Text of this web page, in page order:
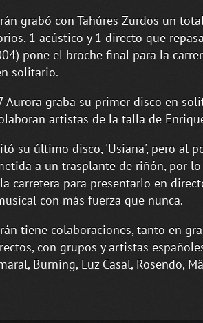
grabó con Tahúres Zurdos un
1 acústico y 1 directo que
pone el broche final para la
solitario.
Aurora graba su primer disco en
artistas de la talla de
su último disco, 'Usiana', pero al
a un trasplante de riñón, por
carretera para presentarlo en
con más fuerza que nunca.
tiene colaboraciones, tanto en
con grupos y artistas
Burning, Luz Casal, Rosendo,